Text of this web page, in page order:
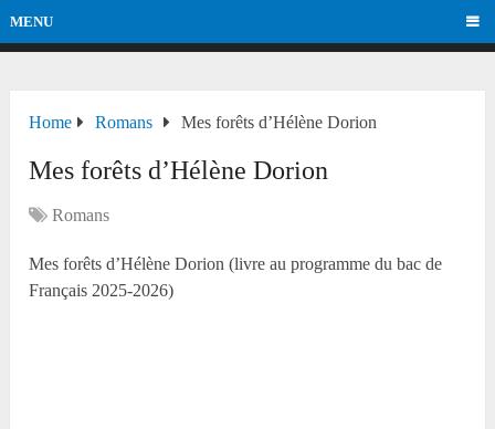
MENU
Home Romans Mes forêts d’Hélène Dorion
Mes forêts d’Hélène Dorion
Romans
Mes forêts d’Hélène Dorion (livre au programme du bac de
Français 2025-2026)